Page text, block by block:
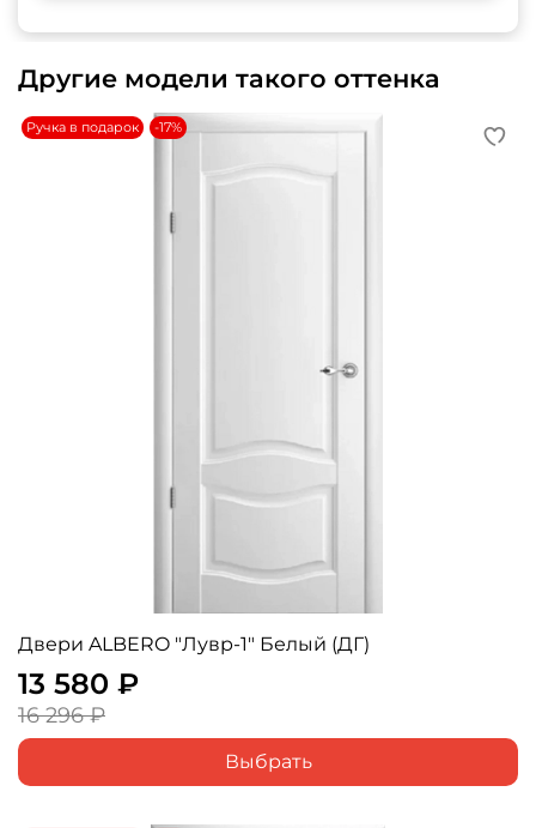
Другие модели такого оттенка
Ручка в подарок -17%
Двери ALBERO "Лувр-1" Белый (ДГ)
13 580 ₽
16 296 ₽
Выбрать